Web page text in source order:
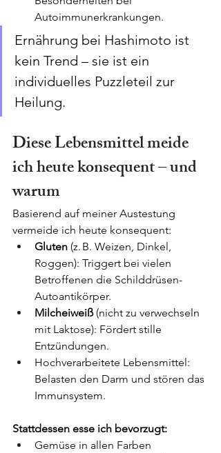
Autoimmunerkrankungen.
Ernährung bei Hashimoto ist
kein Trend – sie ist ein
individuelles Puzzleteil zur
Heilung.
Diese Lebensmittel meide
ich heute konsequent – und
warum
Basierend auf meiner Austestung
vermeide ich heute konsequent:
Gluten (z. B. Weizen, Dinkel,
Roggen): Triggert bei vielen
Betroffenen die Schilddrüsen-
Autoantikörper.
Milcheiweiß (nicht zu verwechseln
mit Laktose): Fördert stille
Entzündungen.
Hochverarbeitete Lebensmittel:
Belasten den Darm und stören das
Immunsystem.
Stattdessen esse ich bevorzugt:
Gemüse in allen Farben